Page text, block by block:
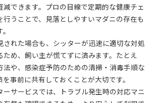
減できます。プロの目線で定期的な健康チェ
行うことで、見落としやすいマダニの存在も
された場合も、シッターが迅速に適切な対処
め、飼い主が慌てずに済みます。たとえ
法や、感染症予防のための清掃・消毒手順な
事前に共有しておくことが大切です。
ーサービスでは、トラブル発生時の対応マニ